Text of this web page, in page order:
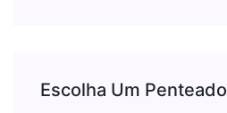
Escolha Um Penteado